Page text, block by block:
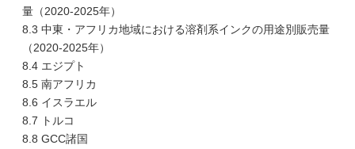
量（2020-2025年）
8.3 中東・アフリカ地域における溶剤系インクの用途別販売量
（2020-2025年）
8.4 エジプト
8.5 南アフリカ
8.6 イスラエル
8.7 トルコ
8.8 GCC諸国